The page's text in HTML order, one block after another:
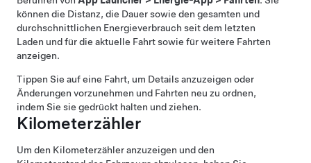
können die Distanz, die Dauer sowie den gesamten und
durchschnittlichen Energieverbrauch seit dem letzten
Laden und für die aktuelle Fahrt sowie für weitere Fahrten
anzeigen.
Tippen Sie auf eine Fahrt, um Details anzuzeigen oder
Änderungen vorzunehmen und Fahrten neu zu ordnen,
indem Sie sie gedrückt halten und ziehen.
Kilometerzähler
Um den Kilometerzähler anzuzeigen und den